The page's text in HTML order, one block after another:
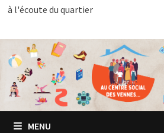
à l'écoute du quartier
MENU